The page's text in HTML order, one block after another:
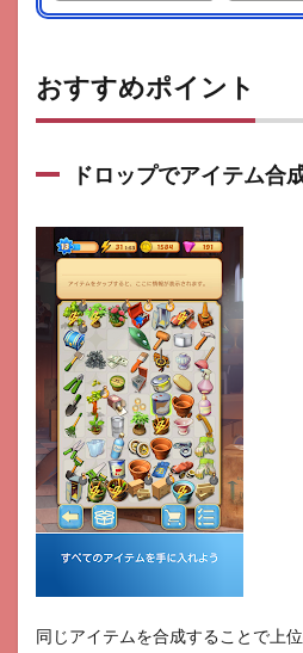
おすすめポイント
ドロップでアイテム合
同じアイテムを合成することで上